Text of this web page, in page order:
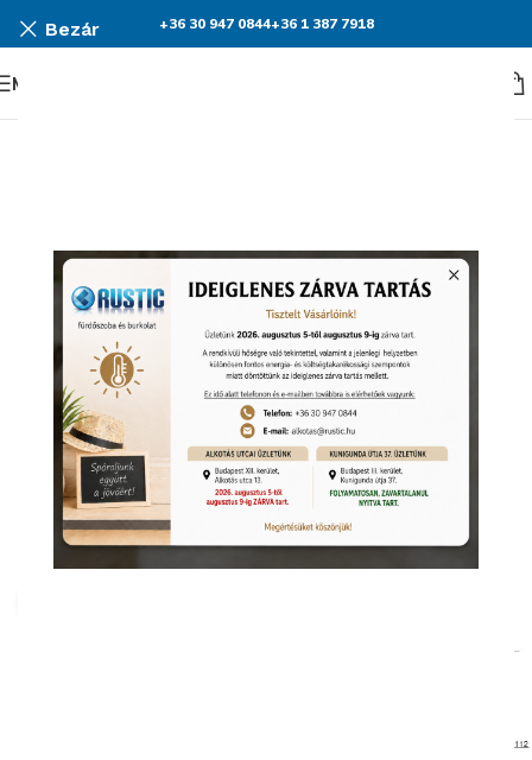
Bezár +36 30 947 0844+36 1 387 7918
Menü